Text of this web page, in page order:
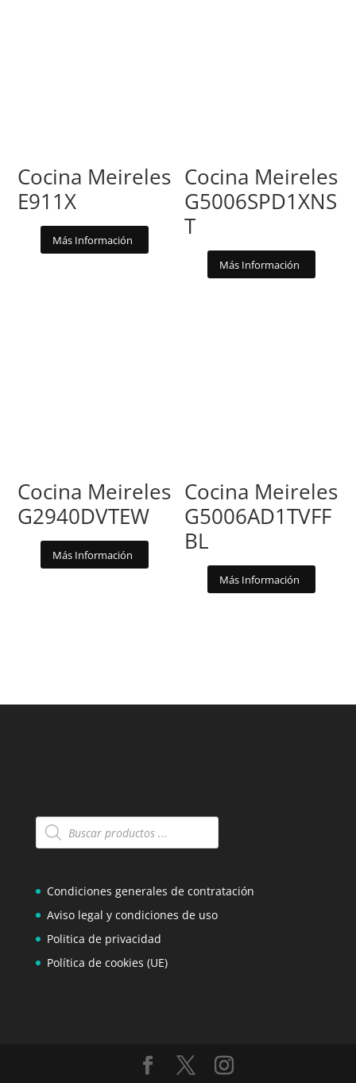
Cocina Meireles
E911X
Más Información
Cocina Meireles
G5006SPD1XNS
T
Más Información
Cocina Meireles
G2940DVTEW
Más Información
Cocina Meireles
G5006AD1TVFF
BL
Más Información
Búsqueda
de
Condiciones generales de contratación
Aviso legal y condiciones de uso
Politica de privacidad
Política de cookies (UE)